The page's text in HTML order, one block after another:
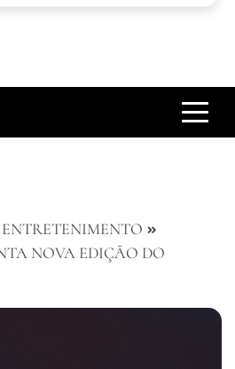
ENTRETENIMENTO
NOVA EDIÇÃO DO